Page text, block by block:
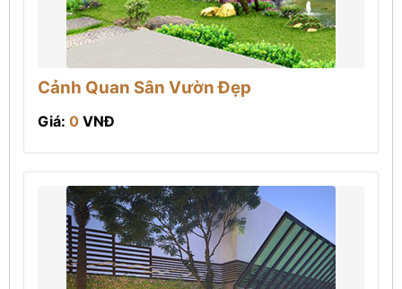
Cảnh Quan Sân Vườn Đẹp
Giá: 0 VNĐ